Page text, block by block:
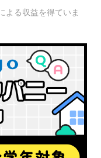
よる収益を得ていま